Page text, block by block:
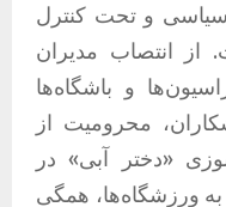
و تحت کنترل
از انتصاب مدیران
و باشگاه‌ها
محرومیت از
«دختر آبی» در
ورزشگاه‌ها، همگی